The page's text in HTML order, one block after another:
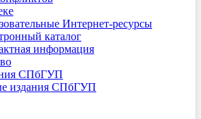
Интернет-ресурсы
каталог
информация
СПбГУП
издания СПбГУП